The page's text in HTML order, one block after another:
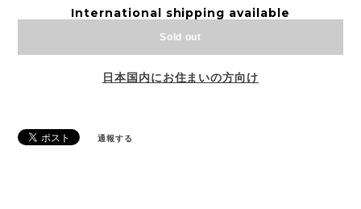
International shipping available
Sold out
日本国内にお住まいの方向け
通報する